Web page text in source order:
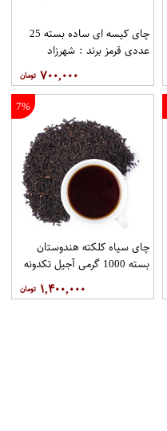
چای کیسه ای ساده بسته 25
عددی قرمز برند : شهرزاد
۷۰۰,۰۰۰
7%
چای سیاه کلکته هندوستان
بسته 1000 گرمی آجیل تکدونه
۱,۴۰۰,۰۰۰